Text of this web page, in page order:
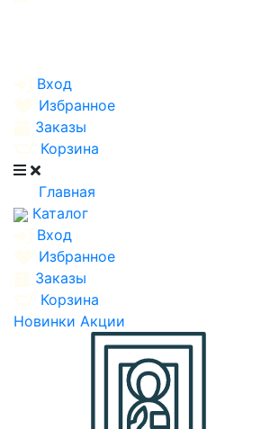
Вход
Избранное
Заказы
Корзина
Главная
Каталог
Вход
Избранное
Заказы
Корзина
Новинки Акции